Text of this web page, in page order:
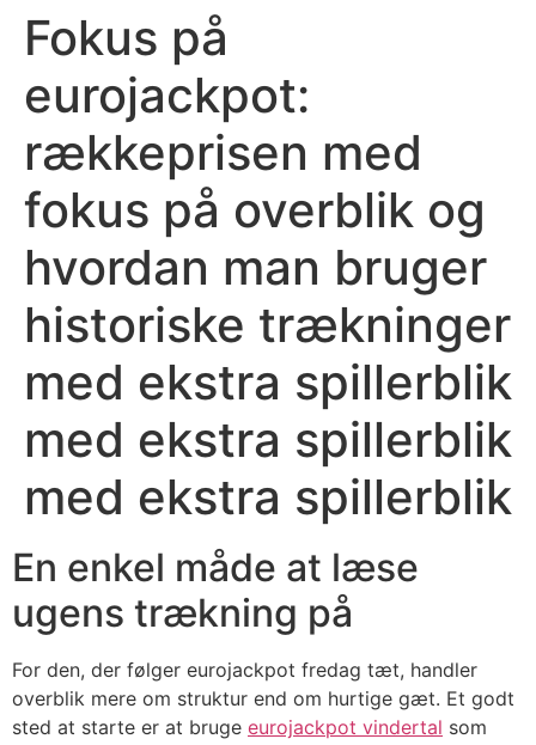
para
conteúdo
Fokus på
eurojackpot:
rækkeprisen med
fokus på overblik og
hvordan man bruger
historiske trækninger
med ekstra spillerblik
med ekstra spillerblik
med ekstra spillerblik
En enkel måde at læse
ugens trækning på
For den, der følger eurojackpot fredag tæt, handler
overblik mere om struktur end om hurtige gæt. Et godt
sted at starte er at bruge eurojackpot vindertal som